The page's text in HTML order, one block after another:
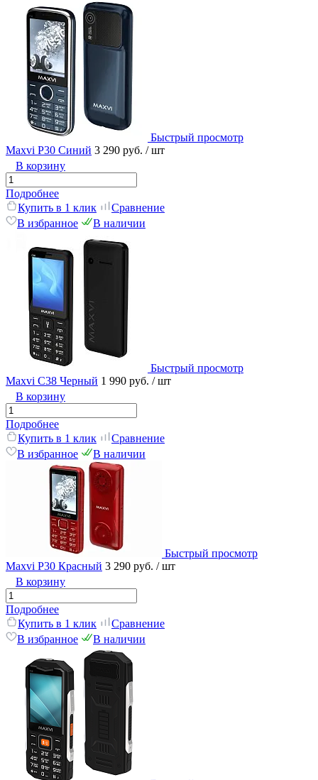
Быстрый просмотр
Maxvi P30 Синий 3 290 руб. / шт
В корзину
Подробнее
Купить в 1 клик
Сравнение
В избранное
В наличии
Быстрый просмотр
Maxvi C38 Черный 1 990 руб. / шт
В корзину
Подробнее
Купить в 1 клик
Сравнение
В избранное
В наличии
Быстрый просмотр
Maxvi P30 Красный 3 290 руб. / шт
В корзину
Подробнее
Купить в 1 клик
Сравнение
В избранное
В наличии